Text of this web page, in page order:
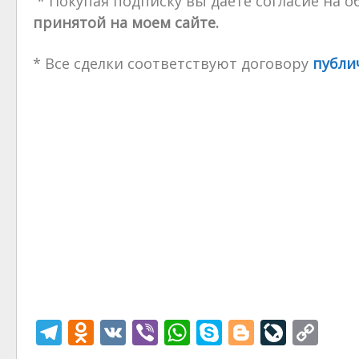
принятой на моем сайте.
* Все сделки соответствуют договору
T O V Vi W S Bl Li